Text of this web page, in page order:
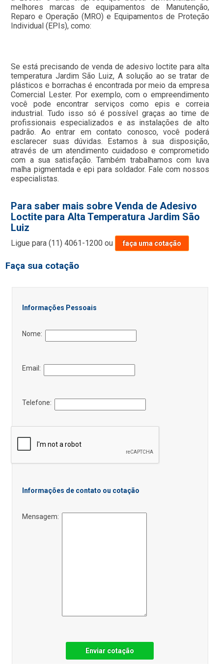
melhores marcas de equipamentos de Manutenção,
Reparo e Operação (MRO) e Equipamentos de Proteção
Individual (EPIs), como:
Se está precisando de venda de adesivo loctite para alta
temperatura Jardim São Luiz, A solução ao se tratar de
plásticos e borrachas é encontrada por meio da empresa
Comercial Lester. Por exemplo, com o empreendimento
você pode encontrar serviços como epis e correia
industrial. Tudo isso só é possível graças ao time de
profissionais especializados e as instalações de alto
padrão. Ao entrar em contato conosco, você poderá
esclarecer suas dúvidas. Estamos à sua disposição,
através de um atendimento cuidadoso e comprometido
com a sua satisfação. Também trabalhamos com luva
malha pigmentada e epi para soldador. Fale com nossos
especialistas.
Para saber mais sobre Venda de Adesivo
Loctite para Alta Temperatura Jardim São
Luiz
Ligue para(11) 4061-1200 ou faça uma cotação
Faça sua cotação
Informações Pessoais
Nome:
Email:
Telefone:
Informações de contato ou cotação
Mensagem:
Enviar cotação